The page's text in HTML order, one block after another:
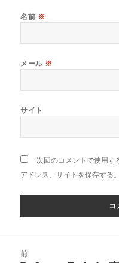
名前 ※
メール ※
サイト
次回のコメントで使用
アドレス、サイトを保存する。
前